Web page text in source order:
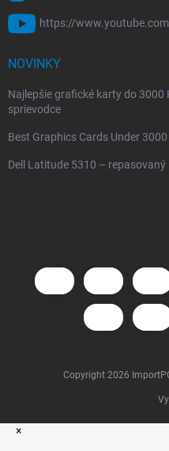
https://
NOVINKY
Najlepšie grafické karty do
sprievodce
Best Graphics Cards Under
Dell Latitude 5310 –
Copyright 2026
×